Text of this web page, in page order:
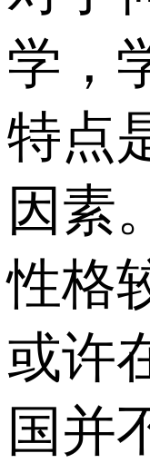
学，
特点
因素
性格
或许
国并